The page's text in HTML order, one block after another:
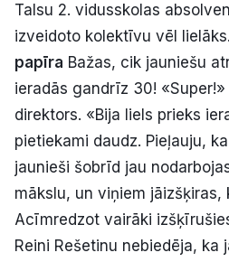
Talsu 2. vidusskolas
izveidoto kolektīvu vēl lielāks.
papīra Bažas, cik jauniešu
ieradās gandrīz 30!
direktors. «Bija liels prieks
pietiekami daudz. Pieļauju,
jaunieši šobrīd jau
mākslu, un viņiem
Acīmredzot vairāki
Reini Rešetinu nebiedēja, ka